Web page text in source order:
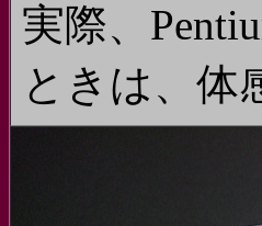
実際、
ときは、体